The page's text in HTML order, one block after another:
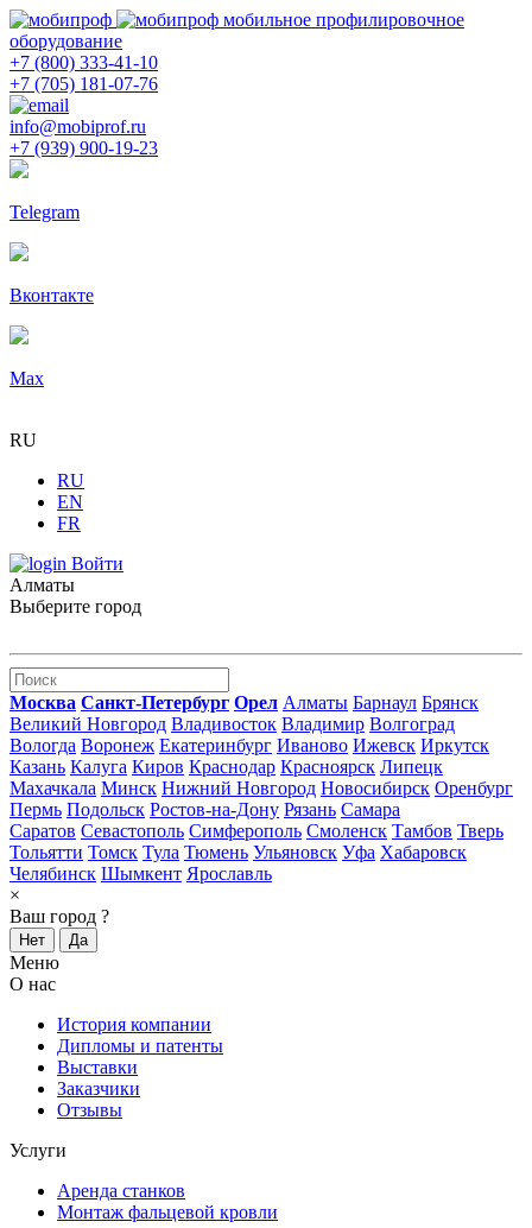
мобильное профилировочное
оборудование
+7 (800) 333-41-10
+7 (705) 181-07-76
info@mobiprof.ru
+7 (939) 900-19-23
Telegram
Вконтакте
Max
RU
RU
EN
FR
Войти
Алматы
Выберите город
Москва Санкт-Петербург Орел Алматы Барнаул Брянск
Великий Новгород Владивосток Владимир Волгоград
Вологда Воронеж Екатеринбург Иваново Ижевск Иркутск
Казань Калуга Киров Краснодар Красноярск Липецк
Махачкала Минск Нижний Новгород Новосибирск Оренбург
Пермь Подольск Ростов-на-Дону Рязань Самара
Саратов Севастополь Симферополь Смоленск Тамбов Тверь
Тольятти Томск Тула Тюмень Ульяновск Уфа Хабаровск
Челябинск Шымкент Ярославль
×
Ваш город ?
Нет Да
Меню
О нас
История компании
Дипломы и патенты
Выставки
Заказчики
Отзывы
Услуги
Аренда станков
Монтаж фальцевой кровли